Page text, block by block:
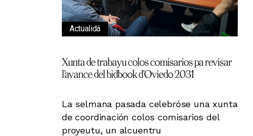
Actualidá
Xunta de trabayu colos comisarios pa revisar
l’avance del bidbook d’Oviedo 2031
La selmana pasada celebróse una xunta
de coordinación colos comisarios del
proyeutu, un alcuentru